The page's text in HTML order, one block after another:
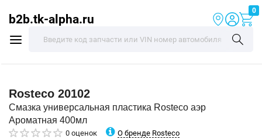
b2b.tk-alpha.ru
0
Rosteco 20102
Смазка универсальная пластика Rosteco аэр
Ароматная 400мл
0 оценок О бренде Rosteco